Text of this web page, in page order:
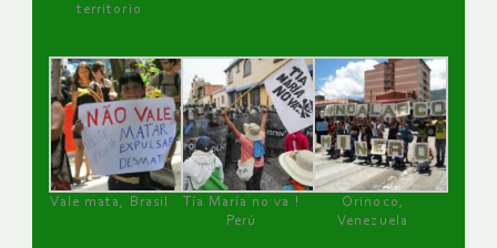
territorio
Vale mata, Brasil
Tía María no va !
Perú
Orinoco,
Venezuela